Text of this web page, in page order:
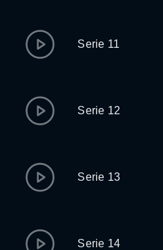
Serie 11
Serie 12
Serie 13
Serie 14